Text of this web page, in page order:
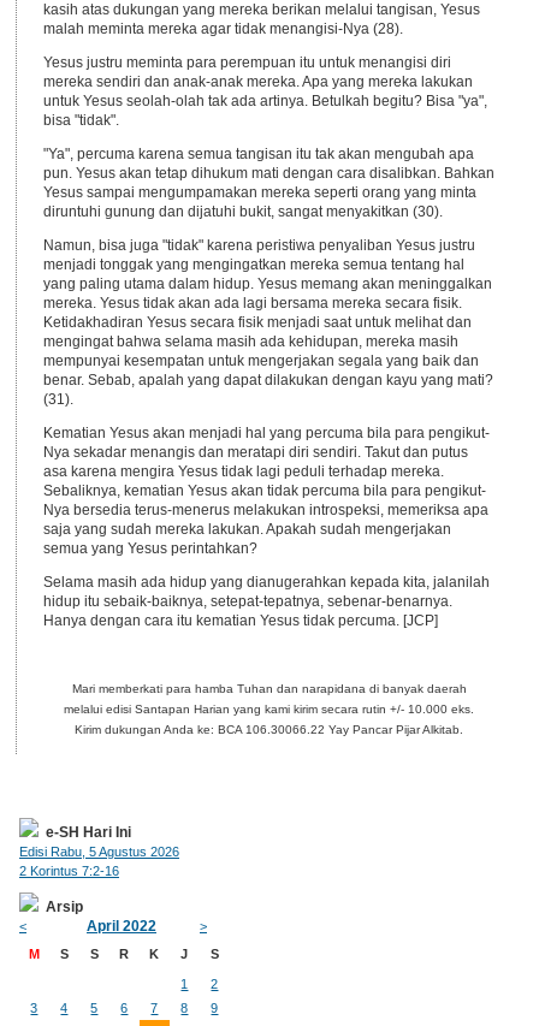
kasih atas dukungan yang mereka berikan melalui tangisan, Yesus
malah meminta mereka agar tidak menangisi-Nya (28).
Yesus justru meminta para perempuan itu untuk menangisi diri
mereka sendiri dan anak-anak mereka. Apa yang mereka lakukan
untuk Yesus seolah-olah tak ada artinya. Betulkah begitu? Bisa "ya",
bisa "tidak".
"Ya", percuma karena semua tangisan itu tak akan mengubah apa
pun. Yesus akan tetap dihukum mati dengan cara disalibkan. Bahkan
Yesus sampai mengumpamakan mereka seperti orang yang minta
diruntuhi gunung dan dijatuhi bukit, sangat menyakitkan (30).
Namun, bisa juga "tidak" karena peristiwa penyaliban Yesus justru
menjadi tonggak yang mengingatkan mereka semua tentang hal
yang paling utama dalam hidup. Yesus memang akan meninggalkan
mereka. Yesus tidak akan ada lagi bersama mereka secara fisik.
Ketidakhadiran Yesus secara fisik menjadi saat untuk melihat dan
mengingat bahwa selama masih ada kehidupan, mereka masih
mempunyai kesempatan untuk mengerjakan segala yang baik dan
benar. Sebab, apalah yang dapat dilakukan dengan kayu yang mati?
(31).
Kematian Yesus akan menjadi hal yang percuma bila para pengikut-
Nya sekadar menangis dan meratapi diri sendiri. Takut dan putus
asa karena mengira Yesus tidak lagi peduli terhadap mereka.
Sebaliknya, kematian Yesus akan tidak percuma bila para pengikut-
Nya bersedia terus-menerus melakukan introspeksi, memeriksa apa
saja yang sudah mereka lakukan. Apakah sudah mengerjakan
semua yang Yesus perintahkan?
Selama masih ada hidup yang dianugerahkan kepada kita, jalanilah
hidup itu sebaik-baiknya, setepat-tepatnya, sebenar-benarnya.
Hanya dengan cara itu kematian Yesus tidak percuma. [JCP]
Mari memberkati para hamba Tuhan dan narapidana di banyak daerah
melalui edisi Santapan Harian yang kami kirim secara rutin +/- 10.000 eks.
Kirim dukungan Anda ke: BCA 106.30066.22 Yay Pancar Pijar Alkitab.
e-SH Hari Ini
Edisi Rabu, 5 Agustus 2026
2 Korintus 7:2-16
Arsip
< April 2022
>
M
S S R K J S
1
2
3
4 5 6 7 8
9